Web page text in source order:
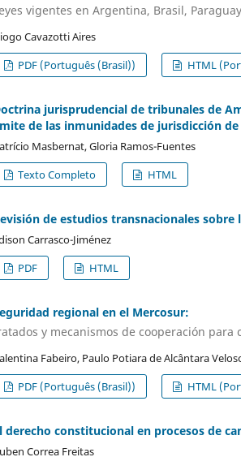
vigentes en Argentina, Brasil,
Cavazotti Aires
PDF (Português (Brasil))
HTML
jurisprudencial de tribunales de
de las inmunidades de jurisdicción
Masbernat, Gloria Ramos-Fuentes
Texto Completo
HTML
de estudios transnacionales
Carrasco-Jiménez
PDF
HTML
regional en el Mercosur:
y mecanismos de cooperación
Fabeiro, Paulo Potiara de Alcântara
PDF (Português (Brasil))
HTML
derecho constitucional en procesos de
Correa Freitas